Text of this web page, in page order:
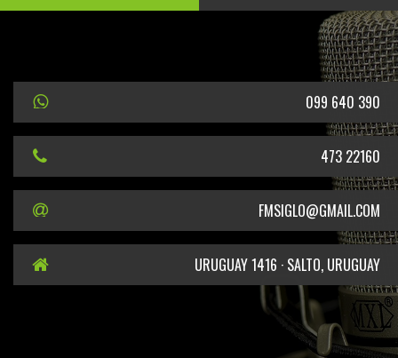
099 640 390
473 22160
FMSIGLO@GMAIL.COM
URUGUAY 1416 · SALTO, URUGUAY